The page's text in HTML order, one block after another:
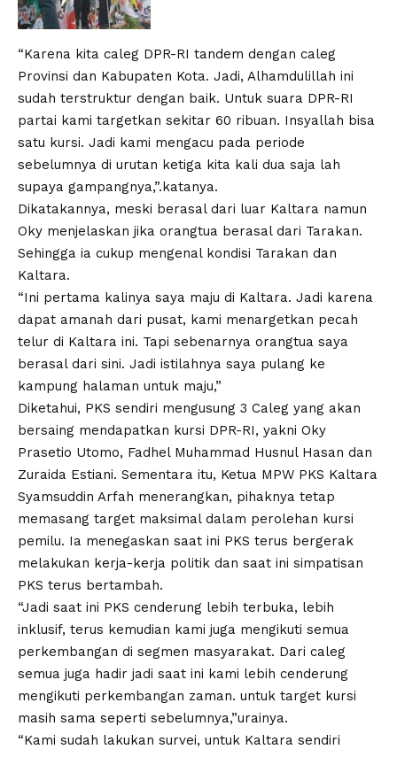
“Karena kita caleg DPR-RI tandem dengan caleg
Provinsi dan Kabupaten Kota. Jadi, Alhamdulillah ini
sudah terstruktur dengan baik. Untuk suara DPR-RI
partai kami targetkan sekitar 60 ribuan. Insyallah bisa
satu kursi. Jadi kami mengacu pada periode
sebelumnya di urutan ketiga kita kali dua saja lah
supaya gampangnya,”.katanya.
Dikatakannya, meski berasal dari luar Kaltara namun
Oky menjelaskan jika orangtua berasal dari Tarakan.
Sehingga ia cukup mengenal kondisi Tarakan dan
Kaltara.
“Ini pertama kalinya saya maju di Kaltara. Jadi karena
dapat amanah dari pusat, kami menargetkan pecah
telur di Kaltara ini. Tapi sebenarnya orangtua saya
berasal dari sini. Jadi istilahnya saya pulang ke
kampung halaman untuk maju,”
Diketahui, PKS sendiri mengusung 3 Caleg yang akan
bersaing mendapatkan kursi DPR-RI, yakni Oky
Prasetio Utomo, Fadhel Muhammad Husnul Hasan dan
Zuraida Estiani. Sementara itu, Ketua MPW PKS Kaltara
Syamsuddin Arfah menerangkan, pihaknya tetap
memasang target maksimal dalam perolehan kursi
pemilu. Ia menegaskan saat ini PKS terus bergerak
melakukan kerja-kerja politik dan saat ini simpatisan
PKS terus bertambah.
“Jadi saat ini PKS cenderung lebih terbuka, lebih
inklusif, terus kemudian kami juga mengikuti semua
perkembangan di segmen masyarakat. Dari caleg
semua juga hadir jadi saat ini kami lebih cenderung
mengikuti perkembangan zaman. untuk target kursi
masih sama seperti sebelumnya,”urainya.
“Kami sudah lakukan survei, untuk Kaltara sendiri